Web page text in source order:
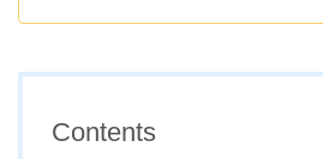
Contents